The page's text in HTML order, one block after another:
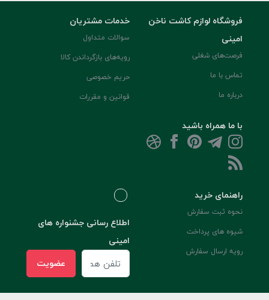
فروشگاه لوازم کاشت ناخن
امینی
فرصت‌های شغلی
تماس با ما
درباره ما
با ما همراه باشید
خدمات مشتریان
سوالات متداول
رویه‌های بازگرداندن کالا
حریم خصوصی
قوانین و مقررات
راهنمای خرید
نحوه ثبت سفارش
شیوه های پرداخت
رویه ارسال سفارش
اطلاع رسانی جشنواره های
امینی
عضویت